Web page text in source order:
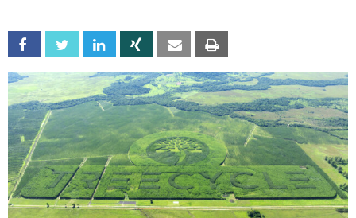
Facebook Twitter Linkedin Xing Email